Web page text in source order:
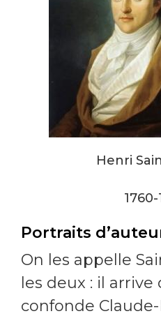
Portraits
On les appelle
les deux : il arrive
confonde
Henri
1760-